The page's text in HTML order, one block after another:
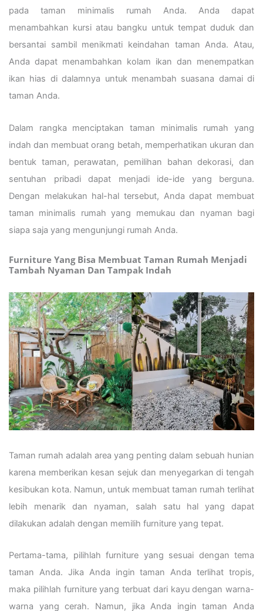
pada taman minimalis rumah Anda. Anda dapat
menambahkan kursi atau bangku untuk tempat duduk dan
bersantai sambil menikmati keindahan taman Anda. Atau,
Anda dapat menambahkan kolam ikan dan menempatkan
ikan hias di dalamnya untuk menambah suasana damai di
taman Anda.
Dalam rangka menciptakan taman minimalis rumah yang
indah dan membuat orang betah, memperhatikan ukuran dan
bentuk taman, perawatan, pemilihan bahan dekorasi, dan
sentuhan pribadi dapat menjadi ide-ide yang berguna.
Dengan melakukan hal-hal tersebut, Anda dapat membuat
taman minimalis rumah yang memukau dan nyaman bagi
siapa saja yang mengunjungi rumah Anda.
Furniture Yang Bisa Membuat Taman Rumah Menjadi
Tambah Nyaman Dan Tampak Indah
Taman rumah adalah area yang penting dalam sebuah hunian
karena memberikan kesan sejuk dan menyegarkan di tengah
kesibukan kota. Namun, untuk membuat taman rumah terlihat
lebih menarik dan nyaman, salah satu hal yang dapat
dilakukan adalah dengan memilih furniture yang tepat.
Pertama-tama, pilihlah furniture yang sesuai dengan tema
taman Anda. Jika Anda ingin taman Anda terlihat tropis,
maka pilihlah furniture yang terbuat dari kayu dengan warna-
warna yang cerah. Namun, jika Anda ingin taman Anda